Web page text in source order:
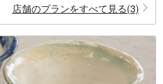
店舗のプランをすべて見る(3)